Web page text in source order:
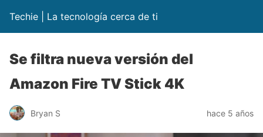
Techie | La tecnología cerca de ti
Se filtra nueva versión del
Amazon Fire TV Stick 4K
Bryan S hace 5 años